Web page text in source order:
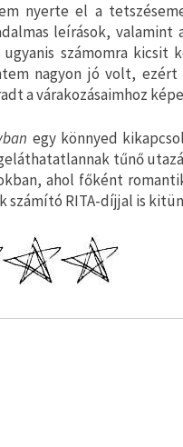
nyerte el a
leírások,
számomra kicsit
nagyon jó volt,
a várakozásaimhoz
egy könnyed
tűnő
ahol főként
számító RITA-díjjal is